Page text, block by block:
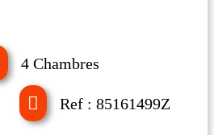
4 Chambres
Ref : 85161499Z